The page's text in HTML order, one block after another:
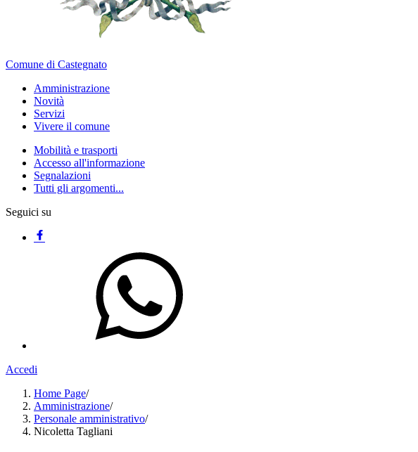
Comune di Castegnato
Amministrazione
Novità
Servizi
Vivere il comune
Mobilità e trasporti
Accesso all'informazione
Segnalazioni
Tutti gli argomenti...
Seguici su
Accedi
Home Page/
Amministrazione/
Personale amministrativo/
Nicoletta Tagliani